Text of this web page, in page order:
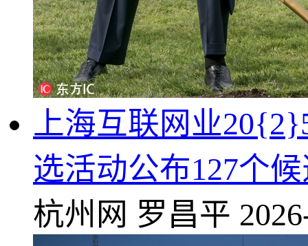
上海互联网业
选活动公布127个
杭州网 罗昌平